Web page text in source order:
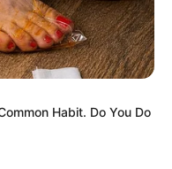
Habit. Do You Do